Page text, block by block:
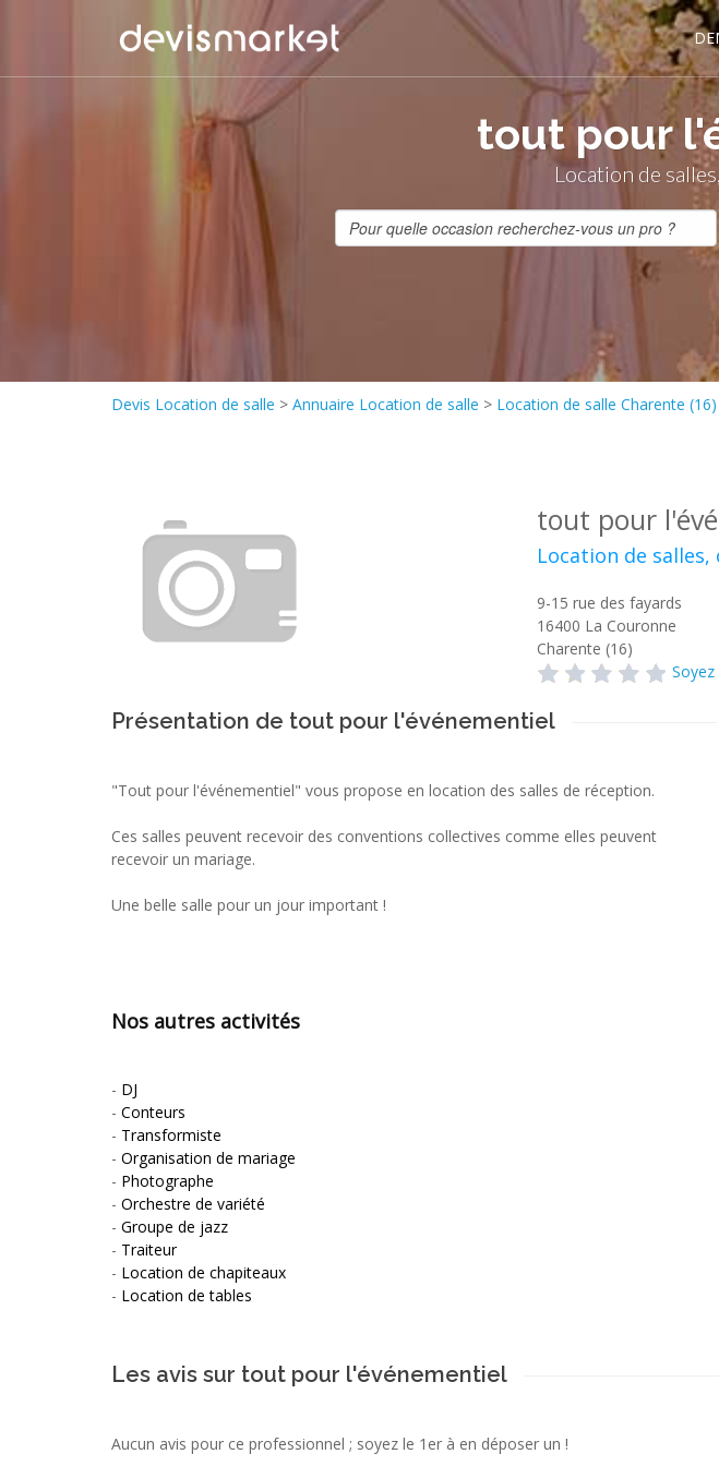
tout pour
Location de
Devis Location de salle > Annuaire Location de salle > Location de salle Charente (16)
tout pour
Location de
9-15 rue des fayards
16400 La Couronne
Charente (16)
Présentation de tout pour l'événementiel
"Tout pour l'événementiel" vous propose en location des salles de réception.
Ces salles peuvent recevoir des conventions collectives comme elles peuvent
recevoir un mariage.
Une belle salle pour un jour important !
Nos autres activités
- DJ
- Conteurs
- Transformiste
- Organisation de mariage
- Photographe
- Orchestre de variété
- Groupe de jazz
- Traiteur
- Location de chapiteaux
- Location de tables
Les avis sur tout pour l'événementiel
Aucun avis pour ce professionnel ; soyez le 1er à en déposer un !